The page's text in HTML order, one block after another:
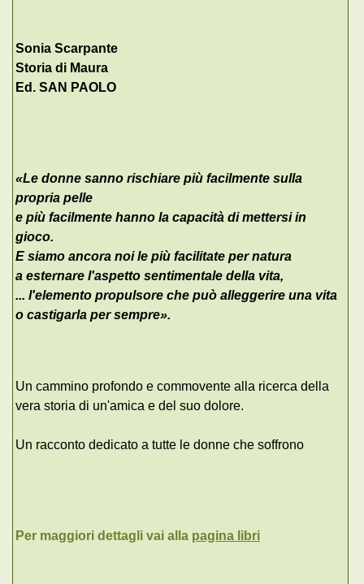
Sonia Scarpante
Storia di Maura
Ed. SAN PAOLO
«Le donne sanno rischiare più facilmente sulla
propria pelle
e più facilmente hanno la capacità di mettersi in
gioco.
E siamo ancora noi le più facilitate per natura
a esternare l'aspetto sentimentale della vita,
... l'elemento propulsore che può alleggerire una vita
o castigarla per sempre».
Un cammino profondo e commovente alla ricerca della
vera storia di un'amica e del suo dolore.
Un racconto dedicato a tutte le donne che soffrono
Per maggiori dettagli vai alla pagina libri